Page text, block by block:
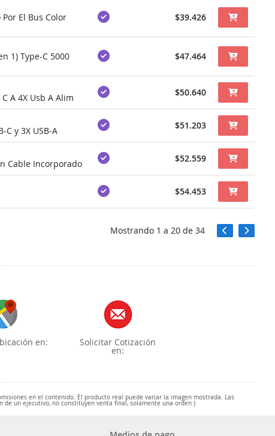
El Bus Color
$39.426
1) Type-C 5000
$47.464
A 4X Usb A Alim
$50.640
C y 3X USB-A
$51.203
Cable Incorporado
$52.559
$54.453
Mostrando 1 a20 de34
en: Solicitar Cotización
en:
en el contenido. El producto real puede variar la imagen mostrada. Las
un ejecutivo, no constituyen venta final, solamente una orden )